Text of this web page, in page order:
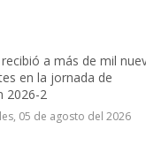
recibió a más de mil
en la jornada de
2026-2
05 de agosto del 2026